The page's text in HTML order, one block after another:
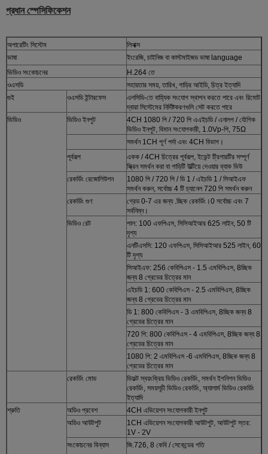
প্রধান স্পেসিফিকেশন
অপারেটিং সিস্টেম
লিনাক্স
ভাষা
ইংরেজি, চাইনিজ বা কাস্টমাইজড ভাষা language
ভিডিও সংকোচনের
H.264 তে
ওএসডি
সহায়তার সময়, তারিখ, গাড়ির আইডি, চিত্র ইত্যাদি
গুই
ওএসডি ইন্টারফেস
এলসিডি-তে বাহ্যিক সংযোগ স্থাপন করতে পারে এবং রিমোট
দ্বারা সিস্টেমের নির্দিষ্টকরণগুলি সেট করতে পারে
ভিডিও
ভিডিও ইনপুট
4CH 1080 পি / 720 পি এএইচডি / এনালগ / যৌগিক
ভিডিও ইনপুট, বিমান সংযোগকারী, 1.0Vp-পি, 75Ω
সমর্থন 1CH পূর্ণ পর্দা এবং 4CH বিভাগ।
পূর্বরূপ
একক / 4CH চিত্রের পূর্বরূপ, ইভেন্ট ট্রিগারটির সম্পূর্ণ
স্ক্রিন সমর্থন করা বা গাড়িটি উল্টিয়ে দেওয়ার ব্যাক ভিউ
রেকর্ডিং রেজোলিউশন
1080 পি / 720 পি / ডি 1 / এইচডি 1 / সিআইএফ
সমর্থন করুন, সর্বোচ্চ 4 টি চ্যানেল 720 পি সমর্থন করুন
রেকর্ডিং গুণ
গ্রেড 0-7 এর জন্য .চ্ছিক রেকর্ডিং।0 সর্বোচ্চ এবং 7
সর্বনিম্ন।
ভিডিও রেট
পাল: 100 এফপিএস, সিসিআইআর 625 লাইন, 50 টি
দৃশ্য
এনটিএসসি: 120 এফপিএস, সিসিআইআর 525 লাইন, 60
টি দৃশ্য
সিআইএফ: 256 কেবিপিএস - 1.5 এমবিপিএস, 8চ্ছিক
জন্য 8 গ্রেডের চিত্রের মান
এইচডি 1: 600 কেবিপিএস - 2.5 এমবিপিএস, 8চ্ছিক
জন্য 8 গ্রেডের চিত্রের মান
ডি 1: 800 কেবিপিএস - 3 এমবিপিএস, 8চ্ছিক জন্য 8
গ্রেডের চিত্রের মান
720 পি: 800 কেবিপিএস - 4 এমবিপিএস, 8চ্ছিক জন্য 8
গ্রেডের চিত্রের মান
1080 পি: 2 এমবিপিএস -6 এমবিপিএস, 8চ্ছিক জন্য 8
গ্রেডের চিত্রের মান
রেকর্ডিং মোড
ডিফল্ট স্বয়ংক্রিয় ভিডিও রেকর্ডিং, সমর্থন ইগনিশন ভিডিও
রেকর্ডিং, সময়সূচী ভিডিও রেকর্ডিং, অ্যালার্ম ভিডিও রেকর্ডিং
ইত্যাদি
শ্রুতি
অডিও প্রবেশ
4CH এভিয়েশন সংযোগকারী ইনপুট
অডিও আউটপুট
1CH এভিয়েশন সংযোগকারী আউটপুট, আউটপুট স্তর:
1V - 2V
সংকোচনের বিন্যাস
জি.726, 8 কেবি / সেকেন্ডের গতি